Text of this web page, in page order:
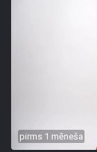
pirms 1 mēneša